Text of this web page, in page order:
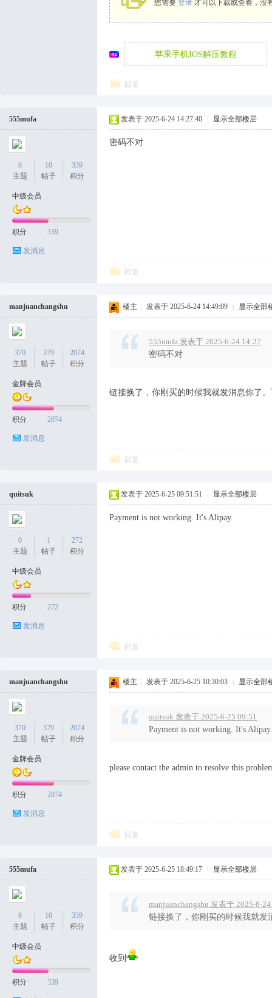
您需要 登录 才可以下载或查看，没
苹果手机IOS解压教程
回复
555mufa
6
主题
10
帖子
339
积分
中级会员
积分 339
发消息
发表于 2025-6-24 14:27:40 显示全部楼层
密码不对
回复
manjuanchangshu
370
主题
379
帖子
2074
积分
金牌会员
积分 2074
发消息
楼主 发表于 2025-6-24 14:49:09 显示全部
555mufa 发表于 2025-6-24 14:27
密码不对
链接换了，你刚买的时候我就发消息你了
回复
quitsuk
0
主题
1
帖子
272
积分
中级会员
积分 272
发消息
发表于 2025-6-25 09:51:51 显示全部楼层
Payment is not working. It's Alipay.
回复
manjuanchangshu
370
主题
379
帖子
2074
积分
金牌会员
积分 2074
发消息
楼主 发表于 2025-6-25 10:30:03 显示全部
quitsuk 发表于 2025-6-25 09:51
Payment is not working. It's Alipay.
please contact the admin to resolve this
回复
555mufa
6
主题
10
帖子
339
积分
中级会员
积分 339
发表于 2025-6-25 18:49:17 显示全部楼层
manjuanchangshu 发表于 2025-6-
链接换了，你刚买的时候我就
收到